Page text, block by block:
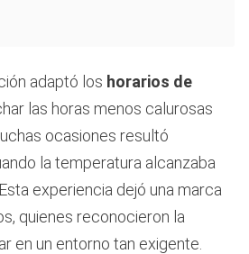
adaptó los horarios de
las horas menos calurosas
ocasiones resultó
la temperatura alcanzaba
experiencia dejó una marca
quienes reconocieron la
en un entorno tan exigente.